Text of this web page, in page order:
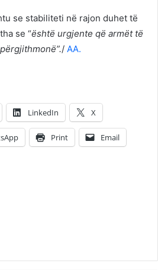
se stabiliteti në rajon duhet të
se “është urgjente që armët të
/ AA.
LinkedIn X
Print Email